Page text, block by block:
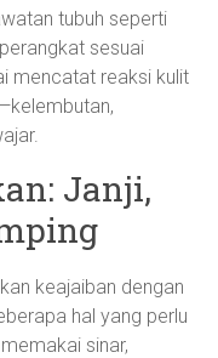
tubuh seperti
sesuai
mencatat reaksi kulit
Janji,
keajaiban dengan
hal yang perlu
sinar,